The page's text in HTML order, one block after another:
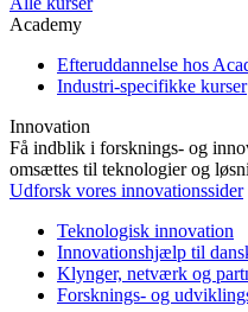
Academy
Efteruddannelse hos
Industri-specifikke kurser
Innovation
Få indblik i forsknings- og
omsættes til teknologier og
Udforsk vores innovationssider
Teknologisk innovation
Innovationshjælp til
Klynger, netværk og
Forsknings- og